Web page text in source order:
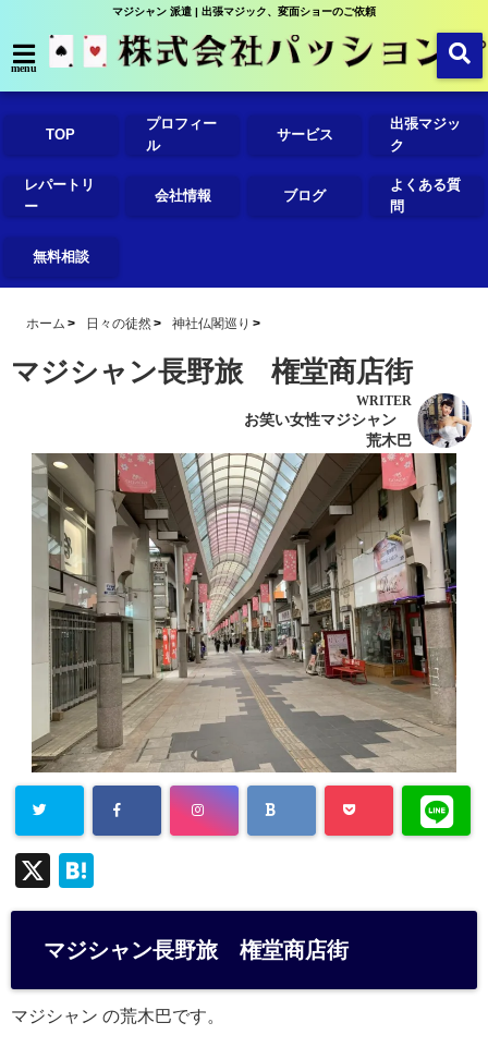
マジシャン 派遣 | 出張マジック、変面ショーのご依頼
menu
TOP
プロフィー
ル
サービス
出張マジッ
ク
レパートリ
ー
会社情報 ブログ
よくある質
問
無料相談
ホーム 日々の徒然 神社仏閣巡り
マジシャン長野旅 権堂商店街
WRITER
お笑い女性マジシャン
荒木巴
X
at
e
a
マジシャン長野旅 権堂商店街
マジシャン の荒木巴です。